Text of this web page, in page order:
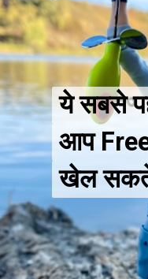
ये सबसे
आप
खेल
ये सबसे
आप
खेल